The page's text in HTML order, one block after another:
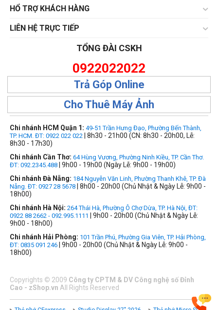
HỔ TRỢ KHÁCH HÀNG
LIÊN HỆ TRỰC TIẾP
TỔNG ĐÀI CSKH
0922022022
Trả Góp Online
Cho Thuê Máy Ảnh
Chi nhánh HCM Quận 1: 49-51 Trần Hưng Đạo, Phường Bến Thành,
TP. HCM. ĐT: 0922 022 022 | 8h30 - 21h00 (CN: 8h30 - 20h00, Lễ:
8h30 - 17h30)
Chi nhánh Cần Thơ: 64 Hùng Vương, Phường Ninh Kiều, TP. Cần Thơ.
ĐT: 092.2345.488 | 9h00 - 19h00 (Ngày Lễ: 9h00 - 19h00)
Chi nhánh Đà Nẵng: 184 Nguyễn Văn Linh, Phường Thanh Khê, TP. Đà
Nẵng. ĐT: 0927 28 5678 | 8h00 - 20h00 (Chủ Nhật & Ngày Lễ: 9h00 -
18h00)
Chi nhánh Hà Nội: 264 Thái Hà, Phường Ô Chợ Dừa, TP. Hà Nội, ĐT:
0922 88 2662 - 092.995.1111
| 9h00 - 20h00 (Chủ Nhật & Ngày Lễ:
9h00 - 18h00)
Chi nhánh Hải Phòng: 101 Trần Phú, Phường Gia Viên, TP. Hải Phòng,
ĐT: 0835 091 246 | 9h00 - 20h00 (Chủ Nhật & Ngày Lễ: 9h00 -
18h00)
Copyrights © 2009 Công ty CPTM & DV Công nghệ số Đỉnh
Cao - zShop.vn All Rights Reserved